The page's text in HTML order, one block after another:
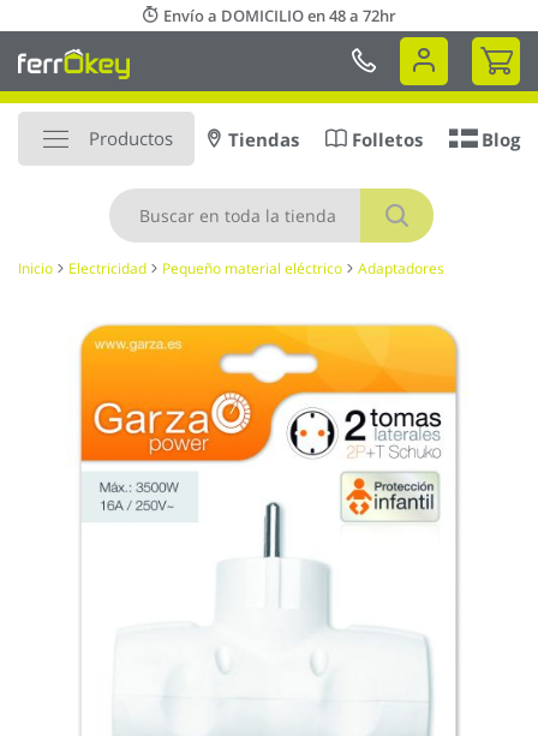
al
contenido
Envío a DOMICILIO en 48 a 72hr
Mi
Productos
Buscar
Tiendas Folletos Blog
Inicio Electricidad Pequeño material eléctrico Adaptadores